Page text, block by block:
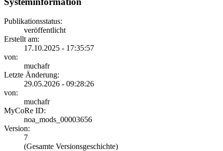
Publikationsstatus:
veröffentlicht
Erstellt am:
17.10.2025 - 17:35:57
von:
muchafr
Letzte Änderung:
29.05.2026 - 09:28:26
von:
muchafr
MyCoRe ID:
noa_mods_00003656
Version:
7
(Gesamte Versionsgeschichte)